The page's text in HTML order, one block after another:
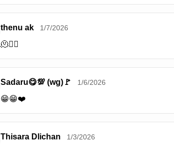
thenu ak 1/7/2026
🫠😶‍🌫️
Sadaru😋💯 (wg)🚩 1/6/2026
😁😁❤️
Thisara Dlichan 1/3/2026